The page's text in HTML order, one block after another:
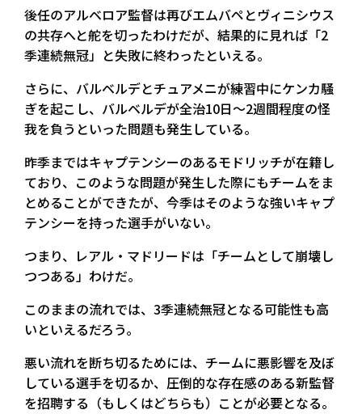
後任のアルベロア監督は再びエムバペとヴィニシウス
の共存へと舵を切ったわけだが、結果的に見れば「2
季連続無冠」と失敗に終わったといえる。
さらに、バルベルデとチュアメニが練習中にケンカ騒
ぎを起こし、バルベルデが全治10日～2週間程度の怪
我を負うといった問題も発生している。
昨季まではキャプテンシーのあるモドリッチが在籍し
ており、このような問題が発生した際にもチームをま
とめることができたが、今季はそのような強いキャプ
テンシーを持った選手がいない。
つまり、レアル・マドリードは「チームとして崩壊し
つつある」わけだ。
このままの流れでは、3季連続無冠となる可能性も高
いといえるだろう。
悪い流れを断ち切るためには、チームに悪影響を及ぼ
している選手を切るか、圧倒的な存在感のある新監督
を招聘する（もしくはどちらも）ことが必要となる。